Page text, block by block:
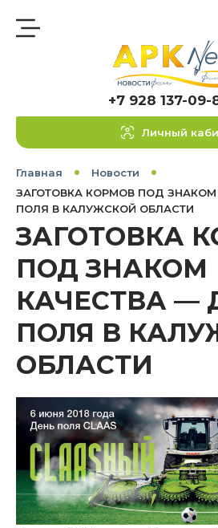
+7 928 137-09-
Личный
Главная
Новости
ЗАГОТОВКА КОРМОВ ПОД
ПОЛЯ В КАЛУЖСКОЙ ОБЛАСТИ
ЗАГОТОВКА
ПОД ЗНАКОМ
КАЧЕСТВА —
ПОЛЯ В
ОБЛАСТИ